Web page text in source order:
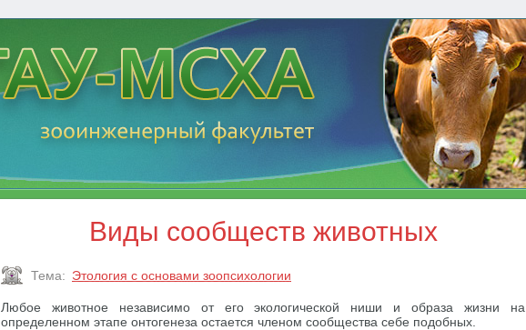
Виды сообществ животных
Тема: Этология с основами зоопсихологии
Любое животное независимо от его экологической ниши и образа жизни на
определенном этапе онтогенеза остается членом сообщества себе подобных.